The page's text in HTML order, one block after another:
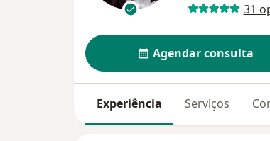
31
Agendar consulta
Experiência Serviços